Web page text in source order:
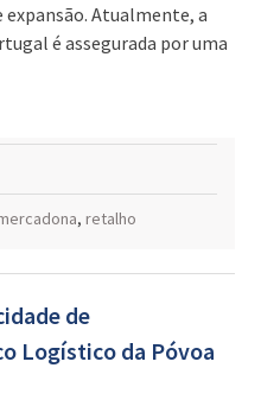
Atualmente, a
é assegurada por uma
, retalho
de
Logístico da Póvoa